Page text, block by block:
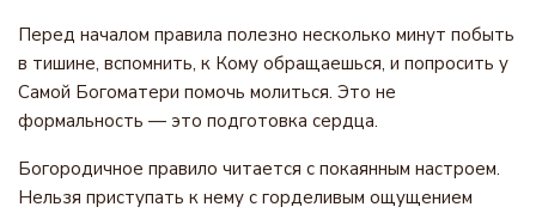
Перед началом правила полезно несколько минут побыть
в тишине, вспомнить, к Кому обращаешься, и попросить у
Самой Богоматери помочь молиться. Это не
формальность — это подготовка сердца.
Богородичное правило читается с покаянным настроем.
Нельзя приступать к нему с горделивым ощущением